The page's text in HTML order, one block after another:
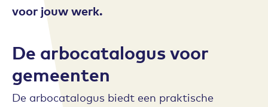
voor jouw werk.
De arbocatalogus voor
gemeenten
De arbocatalogus biedt een praktische